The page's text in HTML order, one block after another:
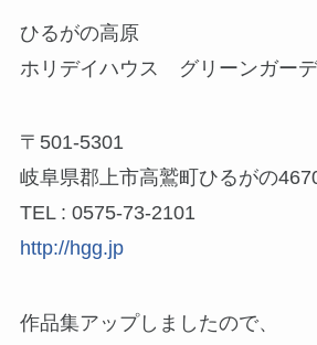
ひるがの高原
ホリデイハウス グリーンガー
〒501-5301
岐阜県郡上市高鷲町ひるがの
TEL : 0575-73-2101
http://hgg.jp
作品集アップしましたので、